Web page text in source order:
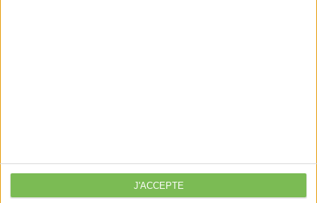
J'ACCEPTE
À la une